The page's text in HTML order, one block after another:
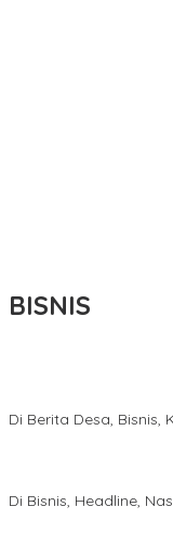
BISNIS
Di Berita Desa, Bisnis,
Di Bisnis, Headline,